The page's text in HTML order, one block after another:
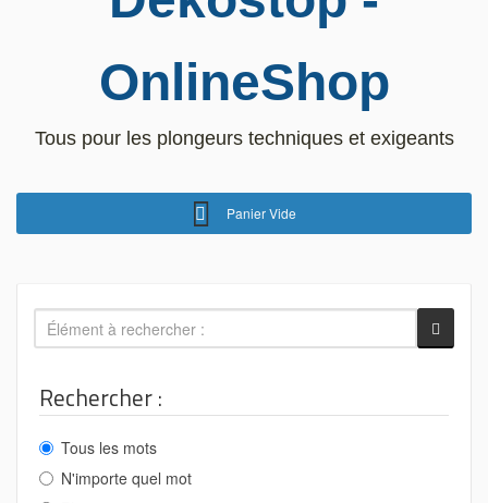
OnlineShop
Tous pour les plongeurs techniques et exigeants
Panier Vide
Rechercher :
Tous les mots
N'importe quel mot